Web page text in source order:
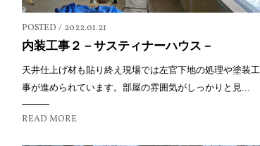
POSTED / 2022.01.21
内装工事２－サスティナーハウス－
天井仕上げ材も貼り終え現場では左官下地の処理や塗装工
事が進められています。部屋の雰囲気がしっかりと見...
READ MORE